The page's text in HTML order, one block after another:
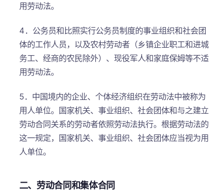
用劳动法。
4．公务员和比照实行公务员制度的事业组织和社会团
体的工作人员，以及农村劳动者（乡镇企业职工和进城
务工、经商的农民除外）、现役军人和家庭保姆等不适
用劳动法。
5．中国境内的企业、个体经济组织在劳动法中被称为
用人单位。国家机关、事业组织、社会团体和与之建立
劳动合同关系的劳动者依照劳动法执行。根据劳动法的
这一规定，国家机关、事业组织、社会团体应当视为用
人单位。
二、劳动合同和集体合同